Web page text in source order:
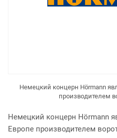
Немецкий концерн Hörmann
производителем
Немецкий концерн Hörmann
Европе производителем